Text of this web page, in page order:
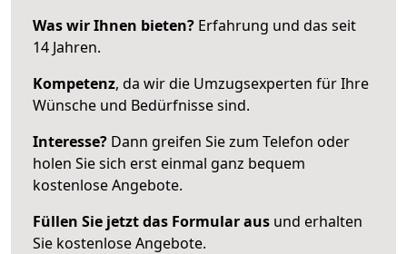
Was wir Ihnen bieten? Erfahrung und das seit
14 Jahren.
Kompetenz, da wir die Umzugsexperten für Ihre
Wünsche und Bedürfnisse sind.
Interesse? Dann greifen Sie zum Telefon oder
holen Sie sich erst einmal ganz bequem
kostenlose Angebote.
Füllen Sie jetzt das Formular aus und erhalten
Sie kostenlose Angebote.